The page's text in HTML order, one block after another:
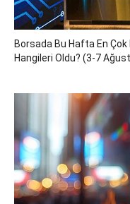
Borsada Bu Hafta En
Hangileri Oldu? (3-7